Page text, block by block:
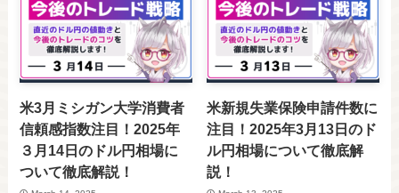
米3月ミシガン大学消費者
信頼感指数注目！2025年
３月14日のドル円相場に
ついて徹底解説！
米新規失業保険申請件数に
注目！2025年3月13日のド
ル円相場について徹底解
説！